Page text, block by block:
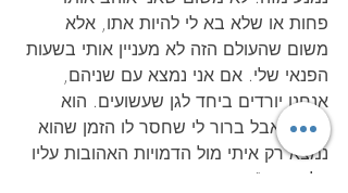
פחות או שלא בא לי להיות אתו, אלא
משום שהעולם הזה לא מעניין אותי בשעות
הפנאי שלי. אם אני נמצא עם שניהם,
אנחנו יורדים ביחד לגן שעשועים. הוא
ייהנה, אבל ברור לי שחסר לו הזמן שהוא
נמצא רק איתי מול הדמויות האהובות עליו
על המסך".